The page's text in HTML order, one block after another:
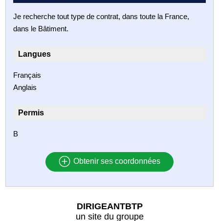
Je recherche tout type de contrat, dans toute la France,
dans le Bâtiment.
Langues
Français
Anglais
Permis
B
Obtenir ses coordonnées
DIRIGEANTBTP
un site du groupe